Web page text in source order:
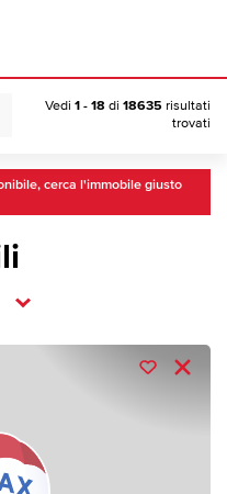
Vedi 1 - 18 di 18635 risultati
trovati
cerca l'immobile giusto